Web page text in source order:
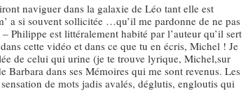
naviguer dans la galaxie de Léo tant elle est
a si souvent sollicitée …qu’il me pardonne de ne pas
Philippe est littéralement habité par l’auteur qu’il sert
cette vidéo et dans ce que tu en écris, Michel ! Je
de celui qui urine (je te trouve lyrique, Michel,sur
dans ses Mémoires qui me sont revenus. Les
de mots jadis avalés, déglutis, engloutis qui